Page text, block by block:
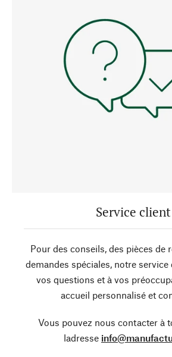
Service client
Pour des conseils, des pièces de
demandes spéciales, notre
vos questions et à vos
accueil personnalisé et
Vous pouvez nous contacter à
ladresse